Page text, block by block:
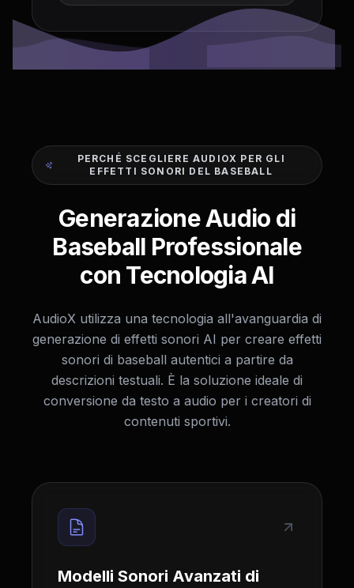
PERCHÉ SCEGLIERE AUDIOX PER GLI
EFFETTI SONORI DEL BASEBALL
Generazione Audio di
Baseball Professionale
con Tecnologia AI
AudioX utilizza una tecnologia all'avanguardia di
generazione di effetti sonori AI per creare effetti
sonori di baseball autentici a partire da
descrizioni testuali. È la soluzione ideale di
conversione da testo a audio per i creatori di
contenuti sportivi.
Modelli Sonori Avanzati di